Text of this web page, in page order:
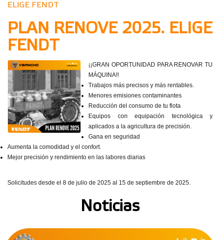
ELIGE FENDT
PLAN RENOVE 2025. ELIGE
FENDT
¡¡GRAN OPORTUNIDAD PARA RENOVAR TU
MÁQUINA!!
Trabajos más precisos y más rentables.
Menores emisiones contaminantes
Reducción del consumo de tu flota
Equipos con equipación tecnológica y
aplicados a la agricultura de precisión.
Gana en seguridad
Aumenta la comodidad y el confort.
Mejor precisión y rendimiento en las labores diarias
Solicitudes desde el 8 de julio de 2025 al 15 de septiembre de 2025.
Noticias